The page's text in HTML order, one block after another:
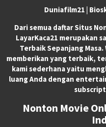
Duniafilm21 |
Dari semua daftar Situs
LayarKaca21 merupakan
Terbaik Sepanjang
memberikan yang terbaik,
kami sederhana yaitu
luang Anda dengan
Nonton Movie